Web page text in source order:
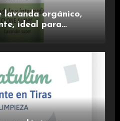
lavanda orgánico,
ideal para